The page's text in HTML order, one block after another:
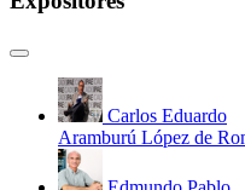
Carlos Eduardo
Aramburú López de